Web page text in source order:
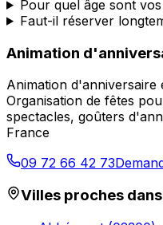
Pour quel âge sont
Faut-il réserver
Animation
Animation d'anniversaire
Organisation de fêtes
spectacles, goûters
France
09 72 66 42 73
Villes proches